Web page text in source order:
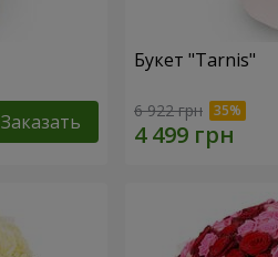
Заказать
Букет "Tarnis"
6 922 грн